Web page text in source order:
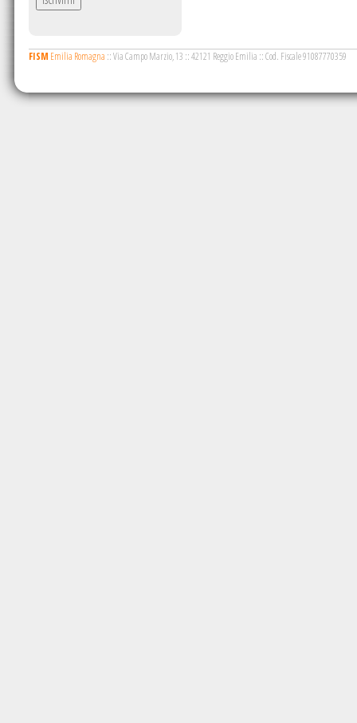
FISM Emilia Romagna ::Via Campo Marzio, 13 ::42121 Reggio Emilia ::Cod. Fiscale 91087770359